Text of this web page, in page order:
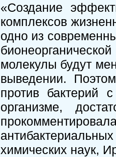
«Создание
комплексов
одно из
молекулы будут
выведении.
против бактерий
организме,
химических наук,